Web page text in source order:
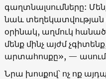
գաղտնալսումները:
նաև տեղեկատվության
օրինակ, աղմուկ
մենք մինչ այժմ
արտահոսքը», —
Նրա խոսքով՝ ոչ ոք